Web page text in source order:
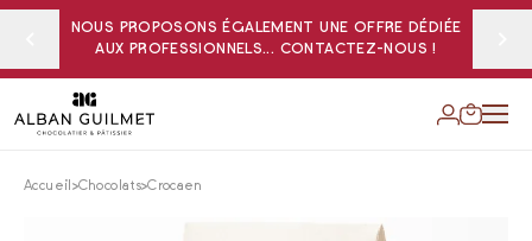
NOUS PROPOSONS ÉGALEMENT UNE OFFRE DÉDIÉE
AUX PROFESSIONNELS... CONTACTEZ-NOUS !
Accueil Chocolats Crocaen